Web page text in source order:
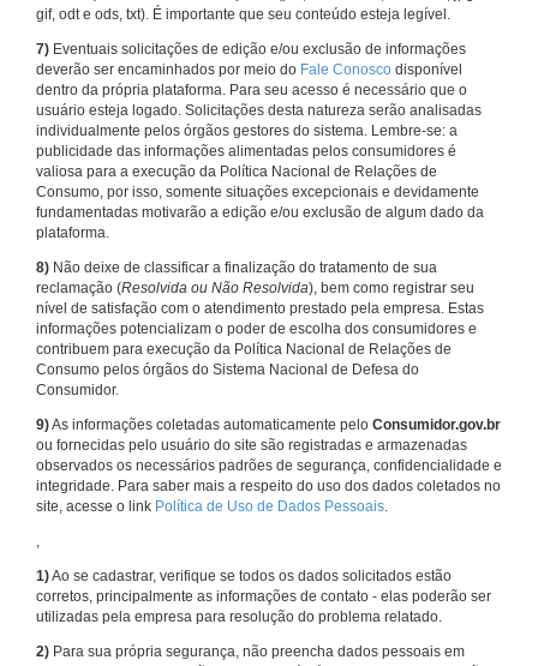
gif, odt e ods, txt). É importante que seu conteúdo esteja legível.
7) Eventuais solicitações de edição e/ou exclusão de informações
deverão ser encaminhados por meio do Fale Conosco disponível
dentro da própria plataforma. Para seu acesso é necessário que o
usuário esteja logado. Solicitações desta natureza serão analisadas
individualmente pelos órgãos gestores do sistema. Lembre-se: a
publicidade das informações alimentadas pelos consumidores é
valiosa para a execução da Política Nacional de Relações de
Consumo, por isso, somente situações excepcionais e devidamente
fundamentadas motivarão a edição e/ou exclusão de algum dado da
plataforma.
8) Não deixe de classificar a finalização do tratamento de sua
reclamação (Resolvida ou Não Resolvida), bem como registrar seu
nível de satisfação com o atendimento prestado pela empresa. Estas
informações potencializam o poder de escolha dos consumidores e
contribuem para execução da Política Nacional de Relações de
Consumo pelos órgãos do Sistema Nacional de Defesa do
Consumidor.
9)As informações coletadas automaticamente pelo Consumidor.gov.br
ou fornecidas pelo usuário do site são registradas e armazenadas
observados os necessários padrões de segurança, confidencialidade e
integridade. Para saber mais a respeito do uso dos dados coletados no
site, acesse o link Política de Uso de Dados Pessoais.
,
1)Ao se cadastrar, verifique se todos os dados solicitados estão
corretos, principalmente as informações de contato - elas poderão ser
utilizadas pela empresa para resolução do problema relatado.
2) Para sua própria segurança, não preencha dados pessoais em